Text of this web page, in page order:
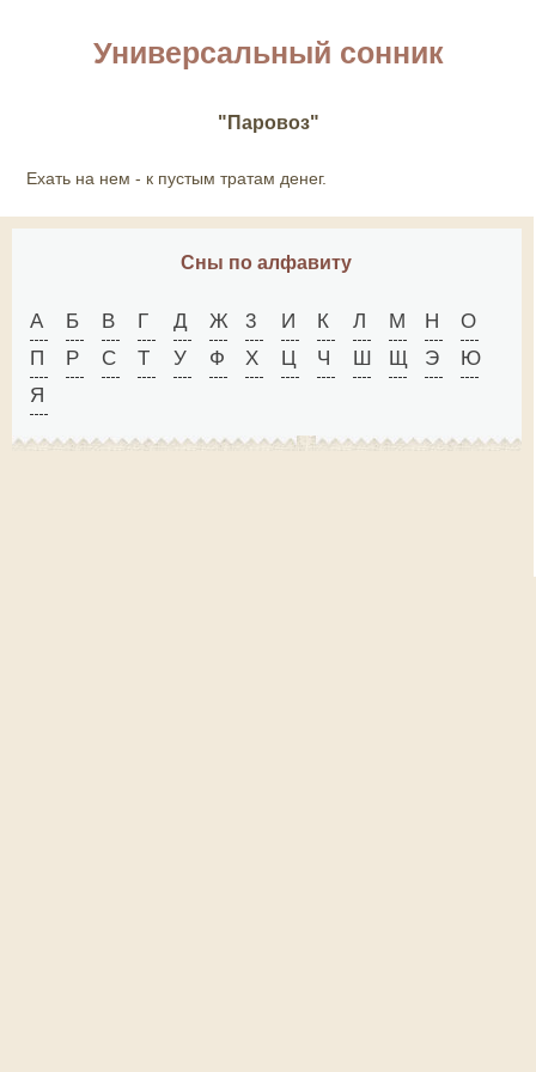
Универсальный сонник
"Паровоз"
Ехать на нем - к пустым тратам денег.
Сны по алфавиту
А Б В Г Д Ж 3 И К Л М Н
О
П
Р С Т У Ф X Ц Ч Ш Щ Э
Ю
Я